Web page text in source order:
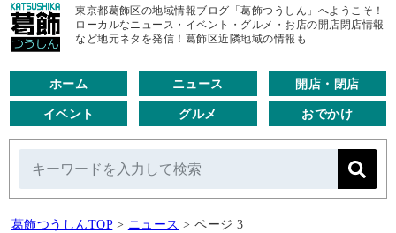
東京都葛飾区の地域情報ブログ「葛飾つうしん」へようこそ！
ローカルなニュース・イベント・グルメ・お店の開店閉店情報
など地元ネタを発信！葛飾区近隣地域の情報も
ホーム ニュース 開店・閉店
イベント グルメ おでかけ
葛飾つうしんTOP > ニュース > ページ 3